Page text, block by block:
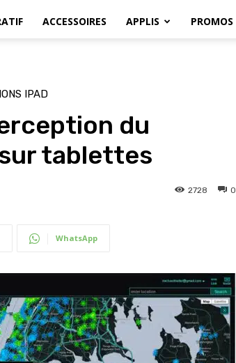
ACCESSOIRES APPLIS PROMOS
IPAD
du
tablettes
0
2728
WhatsApp